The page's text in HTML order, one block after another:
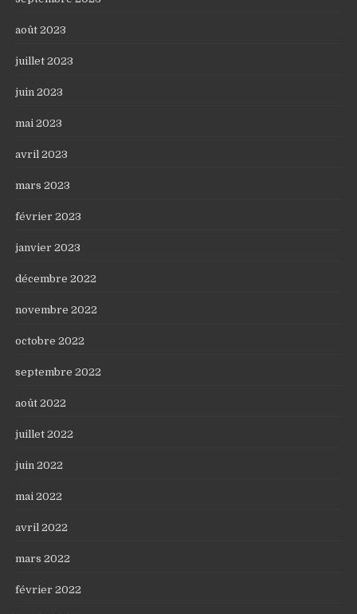
août 2023
juillet 2023
juin 2023
mai 2023
avril 2023
mars 2023
février 2023
janvier 2023
décembre 2022
novembre 2022
octobre 2022
septembre 2022
août 2022
juillet 2022
juin 2022
mai 2022
avril 2022
mars 2022
février 2022